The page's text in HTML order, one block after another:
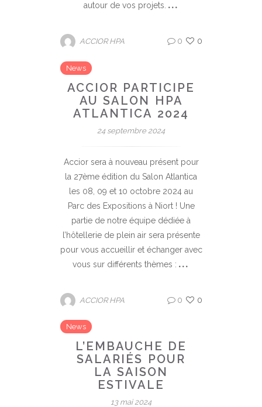
autour de vos projets.
ACCIOR HPA 0
0
News
ACCIOR PARTICIPE
AU SALON HPA
ATLANTICA 2024
24 septembre 2024
Accior sera à nouveau présent pour
la 27ème édition du Salon Atlantica
les 08, 09 et 10 octobre 2024 au
Parc des Expositions à Niort ! Une
partie de notre équipe dédiée à
l’hôtellerie de plein air sera présente
pour vous accueillir et échanger avec
vous sur différents thèmes :
ACCIOR HPA 0
0
News
L’EMBAUCHE DE
SALARIÉS POUR
LA SAISON
ESTIVALE
13 mai 2024